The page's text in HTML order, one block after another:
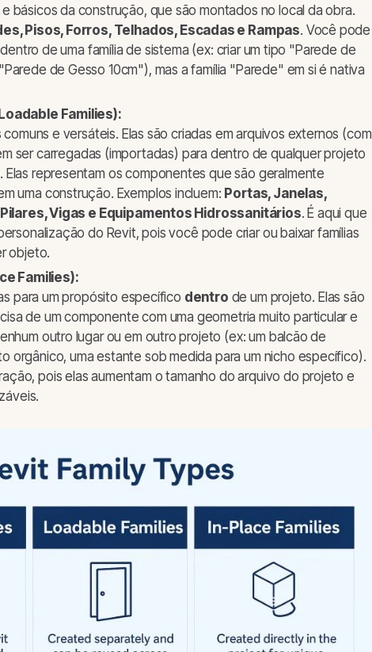
básicos da construção, que são montados no local da obra.
Pisos, Forros, Telhados, Escadas e Rampas. Você pode
de uma família de sistema (ex: criar um tipo "Parede de
de Gesso 10cm"), mas a família "Parede" em si é nativa
Families):
comuns e versáteis. Elas são criadas em arquivos externos (com
ser carregadas (importadas) para dentro de qualquer projeto
representam os componentes que são geralmente
uma construção. Exemplos incluem: Portas, Janelas,
Vigas e Equipamentos Hidrossanitários. É aqui que
do Revit, pois você pode criar ou baixar famílias
objeto.
Families):
para um propósito específico dentro de um projeto. Elas são
de um componente com uma geometria muito particular e
outro lugar ou em outro projeto (ex: um balcão de
orgânico, uma estante sob medida para um nicho específico).
pois elas aumentam o tamanho do arquivo do projeto e